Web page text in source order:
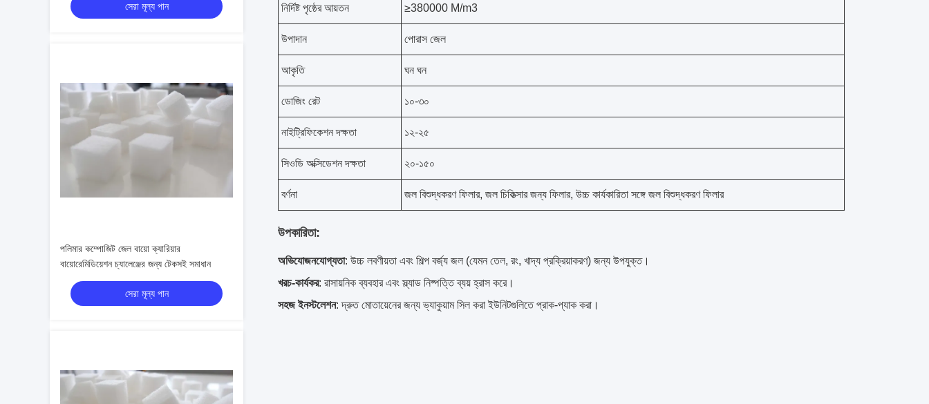
সেরা মূল্য পান
পলিমার কম্পোজিট জেল বায়ো ক্যারিয়ার
বায়োরেমিডিয়েশন চ্যালেঞ্জের জন্য টেকসই সমাধান
সেরা মূল্য পান
নির্দিষ্ট পৃষ্ঠের আয়তন ≥380000 M/m3
উপাদান পোরাস জেল
আকৃতি ঘন ঘন
ডোজিং রেট ১০-৩০
নাইট্রিফিকেশন দক্ষতা ১২-২৫
সিওডি অক্সিডেশন দক্ষতা ২০-১৫০
বর্ণনা জল বিশুদ্ধকরণ ফিলার, জল চিকিত্সার জন্য ফিলার, উচ্চ কার্যকারিতা সঙ্গে জল বিশুদ্ধকরণ ফিলার
উপকারিতা:
অভিযোজনযোগ্যতা: উচ্চ লবণীয়তা এবং শিল্প বর্জ্য জল (যেমন তেল, রং, খাদ্য প্রক্রিয়াকরণ) জন্য উপযুক্ত।
খরচ-কার্যকর: রাসায়নিক ব্যবহার এবং স্ল্যাড নিষ্পত্তি ব্যয় হ্রাস করে।
সহজ ইনস্টলেশন: দ্রুত মোতায়েনের জন্য ভ্যাকুয়াম সিল করা ইউনিটগুলিতে প্রাক-প্যাক করা।